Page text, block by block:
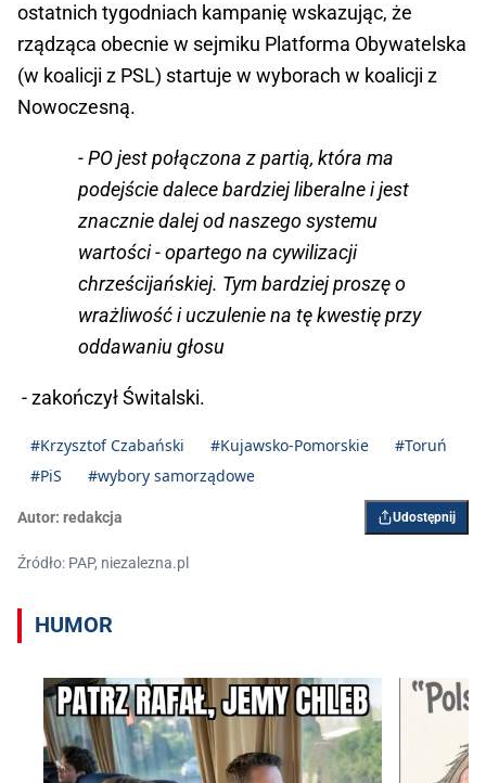
ostatnich tygodniach kampanię wskazując, że
rządząca obecnie w sejmiku Platforma Obywatelska
(w koalicji z PSL) startuje w wyborach w koalicji z
Nowoczesną.
- PO jest połączona z partią, która ma
podejście dalece bardziej liberalne i jest
znacznie dalej od naszego systemu
wartości - opartego na cywilizacji
chrześcijańskiej. Tym bardziej proszę o
wrażliwość i uczulenie na tę kwestię przy
oddawaniu głosu
- zakończył Świtalski.
#Krzysztof Czabański #Kujawsko-Pomorskie
#Toruń
#PiS
#wybory samorządowe
Autor: redakcja Udostępnij
Źródło: PAP, niezalezna.pl
HUMOR